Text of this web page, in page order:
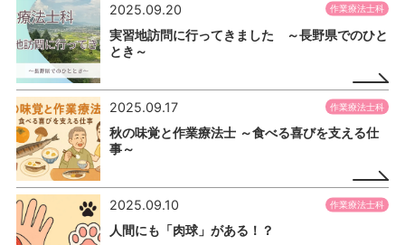
2025.09.20
実習地訪問に行ってきました ～長野県でのひと
とき～
作業療法士科
2025.09.17
秋の味覚と作業療法士 ～食べる喜びを支える仕
事～
作業療法士科
2025.09.10
人間にも「肉球」がある！？
作業療法士科